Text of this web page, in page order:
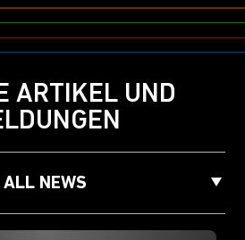
ARTIKEL UND
ALL NEWS